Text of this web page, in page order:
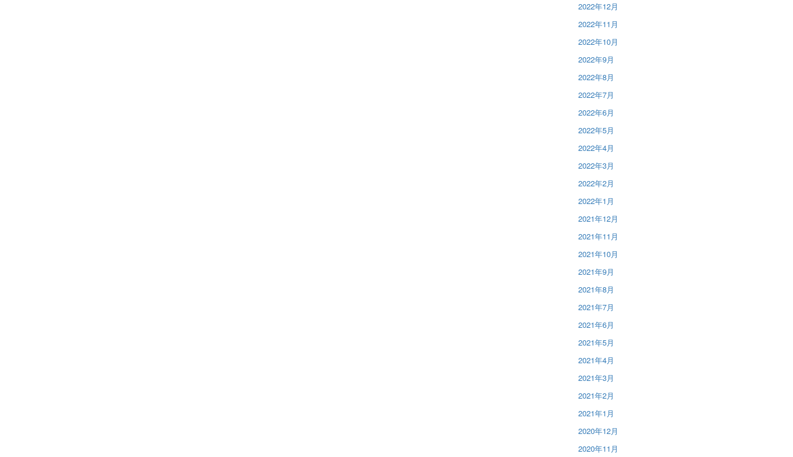
2022年12月
2022年11月
2022年10月
2022年9月
2022年8月
2022年7月
2022年6月
2022年5月
2022年4月
2022年3月
2022年2月
2022年1月
2021年12月
2021年11月
2021年10月
2021年9月
2021年8月
2021年7月
2021年6月
2021年5月
2021年4月
2021年3月
2021年2月
2021年1月
2020年12月
2020年11月